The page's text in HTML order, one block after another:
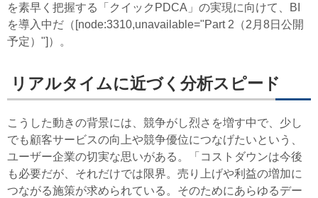
を素早く把握する「クイックPDCA」の実現に向けて、BI
を導入中だ（[node:3310,unavailable="Part 2（2月8日公開
予定）"]）。
リアルタイムに近づく分析スピード
こうした動きの背景には、競争がし烈さを増す中で、少し
でも顧客サービスの向上や競争優位につなげたいという、
ユーザー企業の切実な思いがある。「コストダウンは今後
も必要だが、それだけでは限界。売り上げや利益の増加に
つながる施策が求められている。そのためにあらゆるデー